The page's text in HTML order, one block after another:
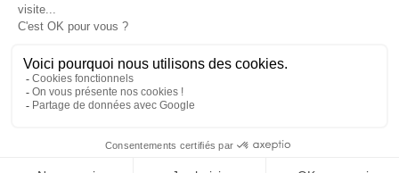
© 2026 - Côté Formations - par Via Compétences
Menu Pied de page
Mentions Légales
Politique de confidentialité